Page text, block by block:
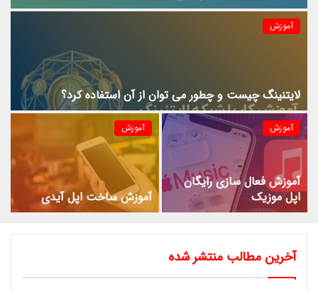
آموزش
لایتنینگ چیست و چطور می توان از آن استفاده کرد؟
آموزش
آموزش فعال سازی رایگان
اپل موزیک
آموزش
آموزش ساخت اپل آیدی
آخرین مطالب منتشر شده